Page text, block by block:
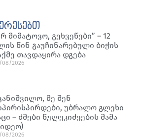
მიმატოვო, გეხვეწები” – 12
წინ გაუჩინარებული ბიჭის
თავდაყირა დგება
08/2026
მე შენ
უბრალო გლეხი
– ძმები წულუკიძეების მამა
08/2026